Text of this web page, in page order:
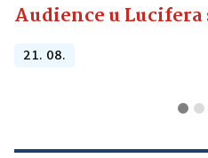
Audience u
21. 08.